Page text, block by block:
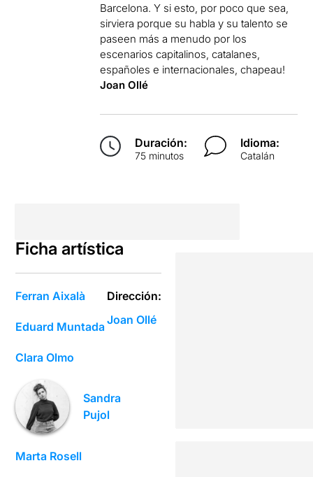
Barcelona. Y si esto, por poco que sea,
sirviera porque su habla y su talento se
paseen más a menudo por los
escenarios capitalinos, catalanes,
españoles e internacionales, chapeau!
Joan Ollé
Duración:
75 minutos
Idioma:
Catalán
Ficha artística
Ferran Aixalà
Eduard Muntada
Clara Olmo
Sandra
Pujol
Marta Rosell
Dirección:
Joan Ollé